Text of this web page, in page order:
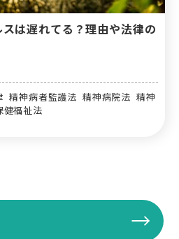
は遅れてる？理由や法律の
精神病者監護法 精神病院法 精神
福祉法